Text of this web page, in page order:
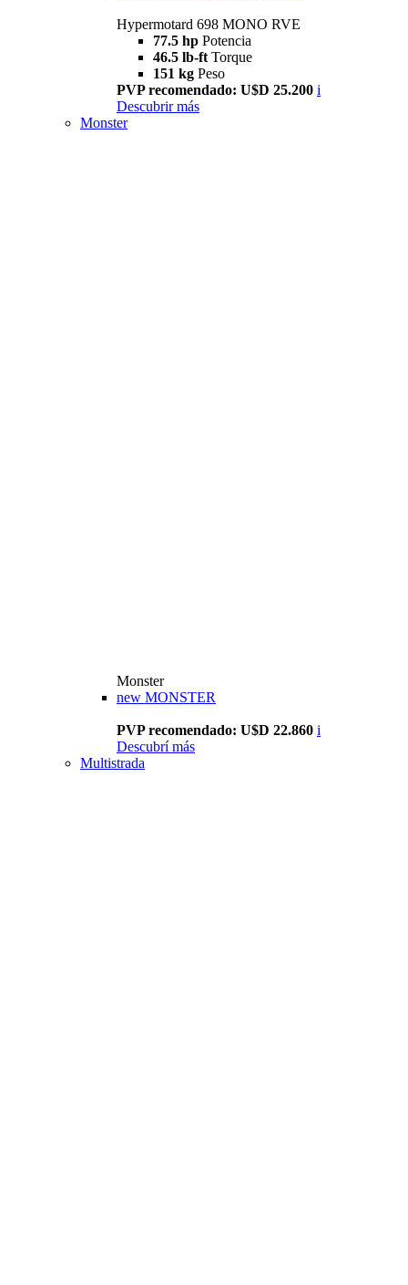
Hypermotard 698 MONO RVE
77.5 hp Potencia
46.5 lb-ft Torque
151 kg Peso
PVP recomendado: U$D 25.200 i
Descubrir más
Monster
Monster
new MONSTER
PVP recomendado: U$D 22.860 i
Descubrí más
Multistrada